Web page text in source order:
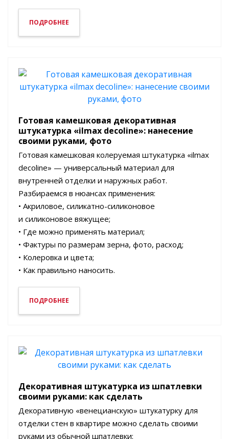
ПОДРОБНЕЕ
Готовая камешковая декоративная
штукатурка «ilmax decoline»: нанесение
своими руками, фото
Готовая камешковая колеруемая штукатурка «ilmax
decoline» — универсальный материал для
внутренней отделки и наружных работ.
Разбираемся в нюансах применения:
• Акриловое, силикатно-силиконовое
и силиконовое вяжущее;
• Где можно применять материал;
• Фактуры по размерам зерна, фото, расход;
• Колеровка и цвета;
• Как правильно наносить.
ПОДРОБНЕЕ
Декоративная штукатурка из шпатлевки
своими руками: как сделать
Декоративную «венецианскую» штукатурку для
отделки стен в квартире можно сделать своими
руками из обычной шпатлевки: